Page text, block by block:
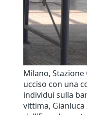
Milano, Stazione
ucciso con una
individui sulla
vittima,